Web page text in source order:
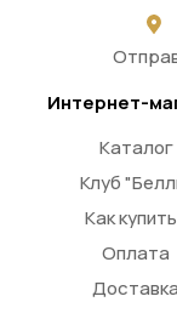
Интернет-
Каталог
Клуб
Как
Оплата
Доставка